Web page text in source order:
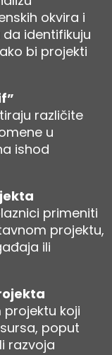
okvira i
identifikuju
bi projekti
različite
u
ishod
primeniti
projektu,
ili
projektu koji
poput
razvoja